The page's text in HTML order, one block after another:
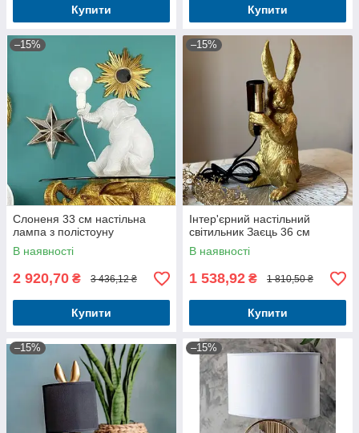
Купити Купити
–15%
Слоненя 33 см настільна
лампа з полістоуну
В наявності
2 920,70 ₴ 3 436,12 ₴
Купити
–15%
Інтер'єрний настільний
світильник Заєць 36 см
В наявності
1 538,92 ₴ 1 810,50 ₴
Купити
–15% –15%